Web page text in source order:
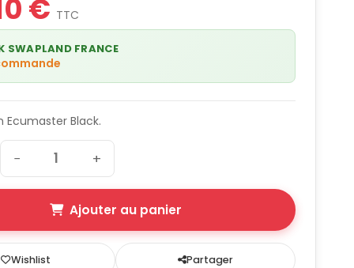
€ TTC
SWAPLAND FRANCE
Ecumaster Black.
− +
Ajouter au panier
Wishlist Partager